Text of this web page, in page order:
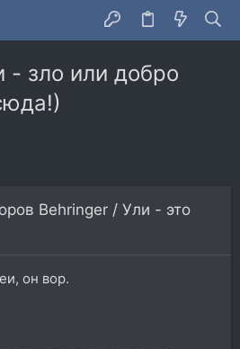
- зло или добро
Behringer / Ули - это
он вор.